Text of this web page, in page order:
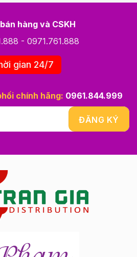
hàng và CSKH
- 0971.761.888
gian 24/7
chính hãng: 0961.844.999